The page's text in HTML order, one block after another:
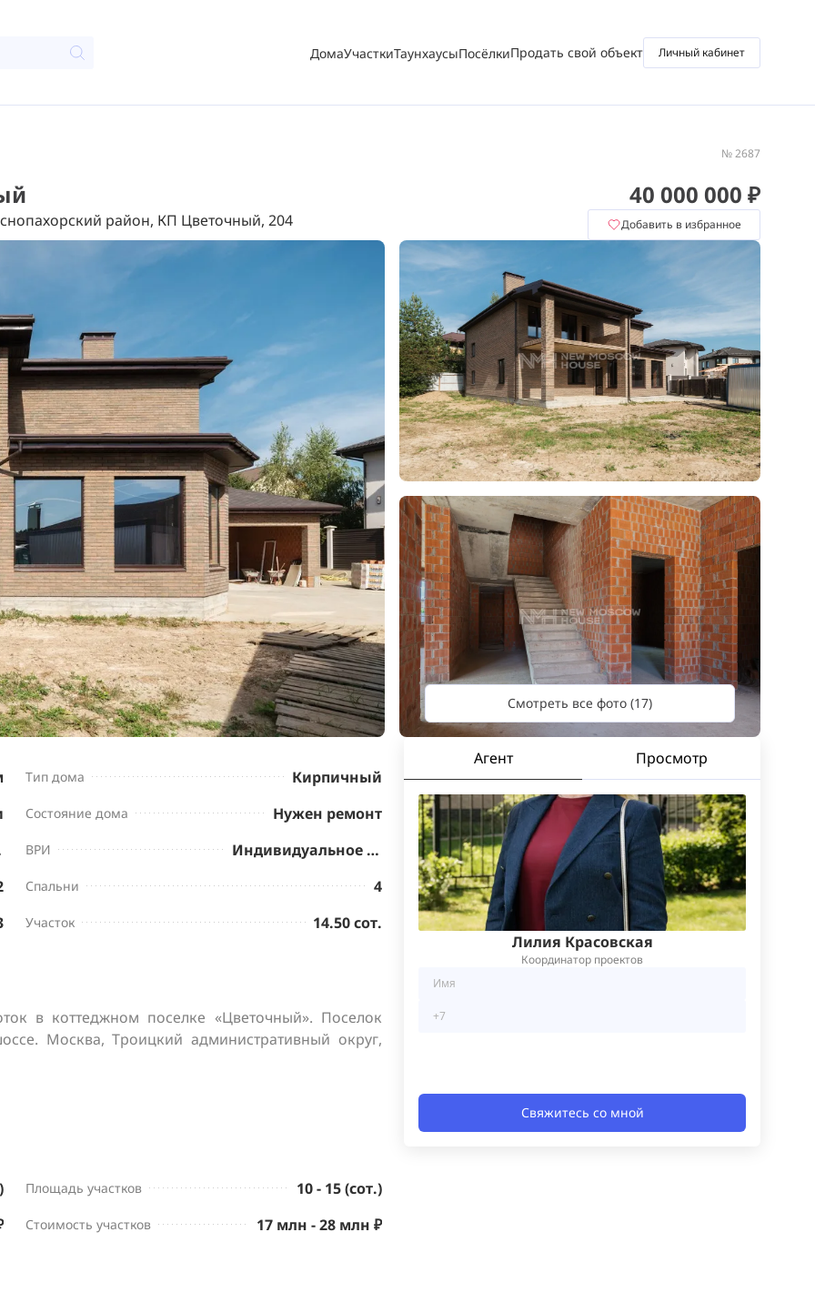
ДомаУчасткиТаунхаусыПосёлкиПродать свой объект Личный кабинет
№ 2687
район, КП Цветочный, 204
40 000 000 ₽
Добавить в избранное
Смотреть все фото (17)
Тип дома Кирпичный
Состояние дома Нужен ремонт
ВРИ Индивидуальное жилищное строительство
Спальни 4
Участок 14.50 сот.
в коттеджном поселке «Цветочный». Поселок
Москва, Троицкий административный округ,
Площадь участков 10 - 15 (сот.)
Стоимость участков 17 млн - 28 млн ₽
Агент Просмотр
Лилия Красовская
Координатор проектов
Свяжитесь со мной